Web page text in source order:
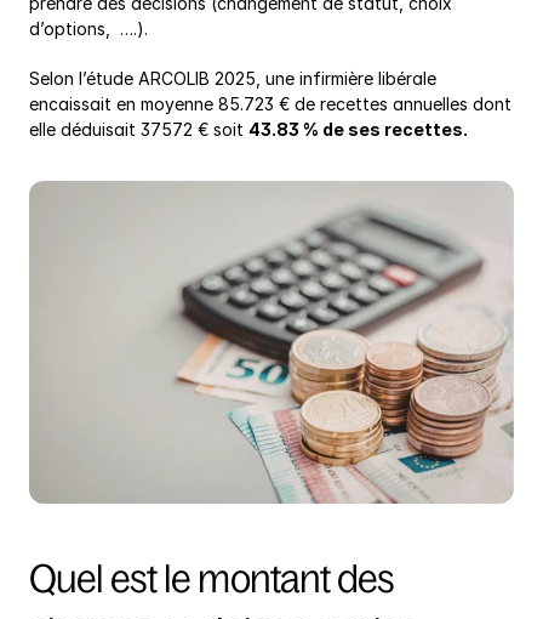
d’options,  ….).
Selon l’étude ARCOLIB 2025, une infirmière libérale
encaissait en moyenne 85.723 € de recettes annuelles dont
elle déduisait 37572 € soit 43.83 % de ses recettes.
Quel est le montant des